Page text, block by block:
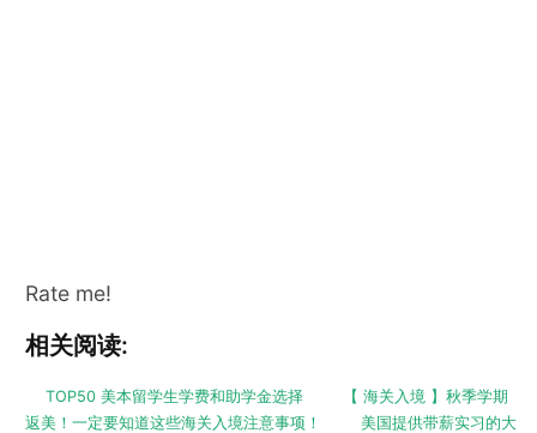
Rate me!
相关阅读:
TOP50 美本留学生学费和助学金选择
【 海关入境 】秋季学期
返美！一定要知道这些海关入境注意事项！
美国提供带薪实习的大